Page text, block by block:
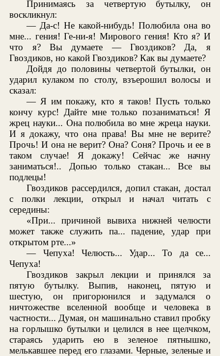
Принимаясь за четвертую бутылку, он
воскликнул:
— Да-с! Не какой-нибудь! Полюбила она во
мне... гения! Ге-ни-я! Мирового гения! Кто я? И
что я? Вы думаете — Гвоздиков? Да, я
Гвоздиков, но какой Гвоздиков? Как вы думаете?
Дойдя до половины четвертой бутылки, он
ударил кулаком по столу, взъерошил волосы и
сказал:
— Я им покажу, кто я таков! Пусть только
кончу курс! Дайте мне только позаниматься! Я
жрец науки... Она полюбила во мне жреца науки.
И я докажу, что она права! Вы мне не верите?
Прочь! И она не верит? Она? Соня? Прочь и ее в
таком случае! Я докажу! Сейчас же начну
заниматься!.. Допью только стакан... Все вы
подлецы!
Гвоздиков рассердился, допил стакан, достал
с полки лекции, открыл и начал читать с
середины:
«При... причиной вывиха нижней челюсти
может также служить па... падение, удар при
открытом рте...»
— Чепуха! Челюсть... Удар... То да се...
Чепуха!
Гвоздиков закрыл лекции и принялся за
пятую бутылку. Выпив, наконец, пятую и
шестую, он пригорюнился и задумался о
ничтожестве вселенной вообще и человека в
частности... Думая, он машинально ставил пробку
на горлышко бутылки и целился в нее щелчком,
стараясь ударить ею в зеленое пятнышко,
мелькавшее перед его глазами. Черные, зеленые и